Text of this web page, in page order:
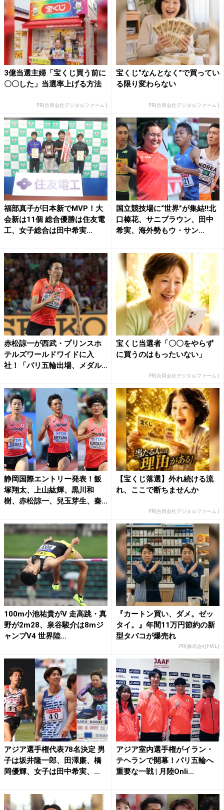
3億当選主婦「宝くじ買う前に
〇〇した」当選率上げる方法
PR(合同会社デジタルファーム )
宝くじ“なんとなく”で買ってい
る限り変わらない
PR(合同会社デジタルファーム )
福部真子が日本新でMVP！大
会新は11個 総合優勝は住友電
工、女子総合は田中希実...
国立競技場に“世界”が集結!!北
口榛花、サニブラウン、田中
希実、海外勢もウ・サン...
赤松諒一が西武・プリンスホ
テルズワールドワイドに入
社！「パリ五輪出場、メダル
宝くじ当選者「〇〇をやらず
に買うのはもったいない」
PR(合同会社デジタルファーム )
静岡国際エントリー発表！飯
塚翔太、上山紘輝、黒川和
樹、赤松諒一、兒玉芽生、秦
【宝くじ落選】外れ続ける流
れ、ここで断ちませんか
PR(合同会社デジタルファーム )
100m小池祐貴がV 走高跳・真
野が2m28、泉谷駿介は8mジ
ャンプV4 世界陸...
『カートン買い、ダメ。ゼッ
タイ。』年間11万円節約の新
型タバコが爆売れ
PR(株式会社HAL)
アジア選手権代表78名決定 男
子は坂井隆一郎、田澤廉、橋
岡優輝、女子は田中希実、...
アジア室内選手権がイラン・
テヘランで開幕！パリ五輪へ
重要な一戦 | 月陸Onli...